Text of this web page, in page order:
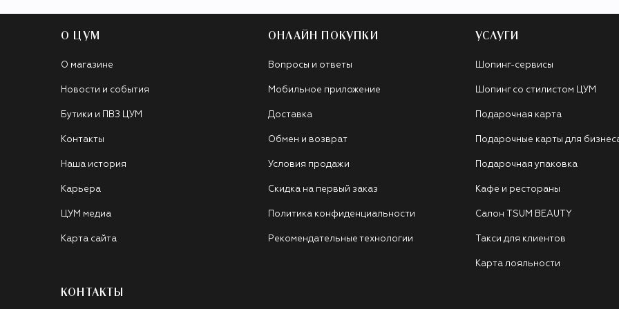
О ЦУМ
О магазине
Новости и события
Бутики и ПВЗ ЦУМ
Контакты
Наша история
Карьера
ЦУМ медиа
Карта сайта
ОНЛАЙН ПОКУПКИ
Вопросы и ответы
Мобильное приложение
Доставка
Обмен и возврат
Условия продажи
Скидка на первый заказ
Политика конфиденциальности
Рекомендательные технологии
УСЛУГИ
Шопинг-сервисы
Шопинг со стилистом ЦУМ
Подарочная карта
Подарочные карты для
Подарочная упаковка
Кафе и рестораны
Салон TSUM BEAUTY
Такси для клиентов
Карта лояльности
КОНТАКТЫ